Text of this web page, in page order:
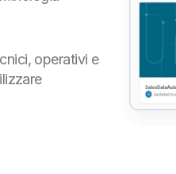
operativi e